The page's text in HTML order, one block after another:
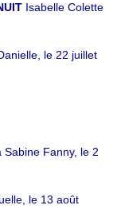
Isabelle Colette
le 22 juillet
Sabine Fanny, le 2
le 13 août